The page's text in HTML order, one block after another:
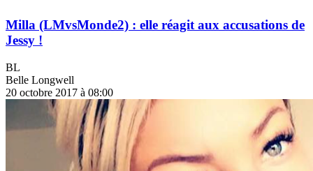
Milla (LMvsMonde2) : elle réagit aux accusations de
Jessy !
BL
Belle Longwell
20 octobre 2017 à 08:00